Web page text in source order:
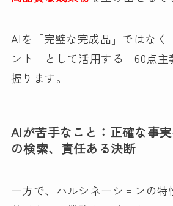
AIを「完璧な完成品」ではなく
ント」として活用する「60点
握ります。
AIが苦手なこと：正確な事
の検索、責任ある決断
一方で、ハルシネーションの